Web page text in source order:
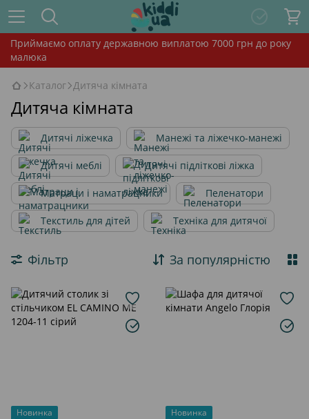
Приймаємо оплату державною виплатою 7000 грн до року
малюка
Каталог Дитяча кімната
Дитяча кімната
Дитячі ліжечка Манежі та ліжечко-манежі
Дитячі меблі Дитячі підліткові ліжка
Матраци і наматрацники Пеленатори
Текстиль для дітей Техніка для дитячої
Фільтр За популярністю
Новинка Новинка